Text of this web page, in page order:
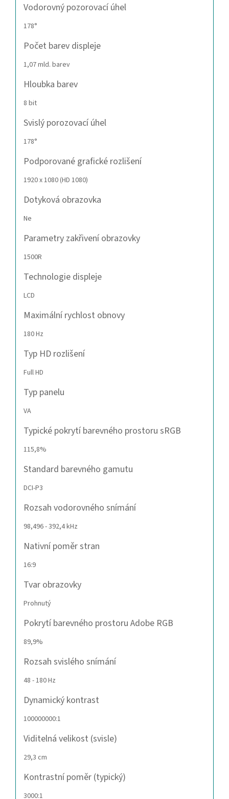
Vodorovný pozorovací úhel
178°
Počet barev displeje
1,07 mld. barev
Hloubka barev
8 bit
Svislý porozovací úhel
178°
Podporované grafické rozlišení
1920 x 1080 (HD 1080)
Dotyková obrazovka
Ne
Parametry zakřivení obrazovky
1500R
Technologie displeje
LCD
Maximální rychlost obnovy
180 Hz
Typ HD rozlišení
Full HD
Typ panelu
VA
Typické pokrytí barevného prostoru sRGB
115,8%
Standard barevného gamutu
DCI-P3
Rozsah vodorovného snímání
98,496 - 392,4 kHz
Nativní poměr stran
16:9
Tvar obrazovky
Prohnutý
Pokrytí barevného prostoru Adobe RGB
89,9%
Rozsah svislého snímání
48 - 180 Hz
Dynamický kontrast
100000000:1
Viditelná velikost (svisle)
29,3 cm
Kontrastní poměr (typický)
3000:1